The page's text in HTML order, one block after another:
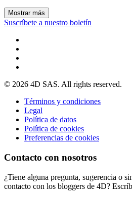
Mostrar más
Suscríbete a nuestro boletín
© 2026 4D SAS. All rights reserved.
Términos y condiciones
Legal
Política de datos
Política de cookies
Preferencias de cookies
Contacto con nosotros
¿Tiene alguna pregunta, sugerencia o
contacto con los bloggers de 4D?